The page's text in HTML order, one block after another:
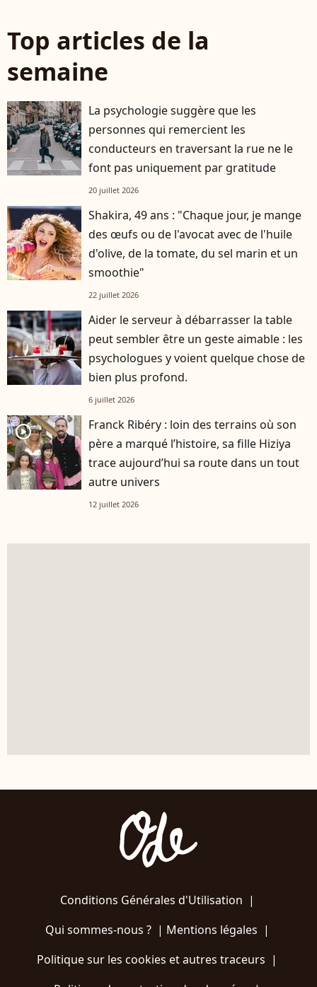
Top articles de la
semaine
La psychologie suggère que les
personnes qui remercient les
conducteurs en traversant la rue ne le
font pas uniquement par gratitude
20 juillet 2026
Shakira, 49 ans : "Chaque jour, je mange
des œufs ou de l'avocat avec de l'huile
d'olive, de la tomate, du sel marin et un
smoothie"
22 juillet 2026
Aider le serveur à débarrasser la table
peut sembler être un geste aimable : les
psychologues y voient quelque chose de
bien plus profond.
6 juillet 2026
player2
Franck Ribéry : loin des terrains où son
père a marqué l’histoire, sa fille Hiziya
trace aujourd’hui sa route dans un tout
autre univers
12 juillet 2026
Conditions Générales d'Utilisation |
Qui sommes-nous ?| Mentions légales |
Politique sur les cookies et autres traceurs |